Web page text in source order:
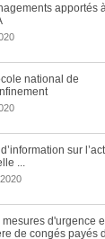
apportés
national de
sur
...
mesures d'urgence
de congés payés